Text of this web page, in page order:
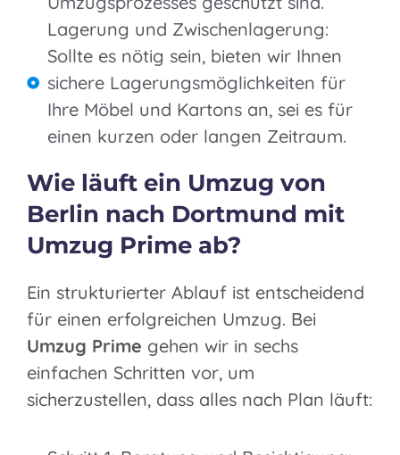
Lagerung und Zwischenlagerung:
Sollte es nötig sein, bieten wir Ihnen
sichere Lagerungsmöglichkeiten für
Ihre Möbel und Kartons an, sei es für
einen kurzen oder langen Zeitraum.
Wie läuft ein Umzug von
Berlin nach Dortmund mit
Umzug Prime ab?
Ein strukturierter Ablauf ist entscheidend
für einen erfolgreichen Umzug. Bei
Umzug Prime gehen wir in sechs
einfachen Schritten vor, um
sicherzustellen, dass alles nach Plan läuft: